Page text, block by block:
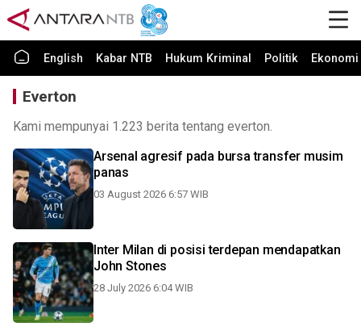
English Kabar NTB Hukum Kriminal Politik
Everton
Kami mempunyai 1.223 berita tentang everton.
Arsenal agresif pada bursa transfer musim
panas
03 August 2026 6:57 WIB
Inter Milan di posisi terdepan mendapatkan
John Stones
28 July 2026 6:04 WIB